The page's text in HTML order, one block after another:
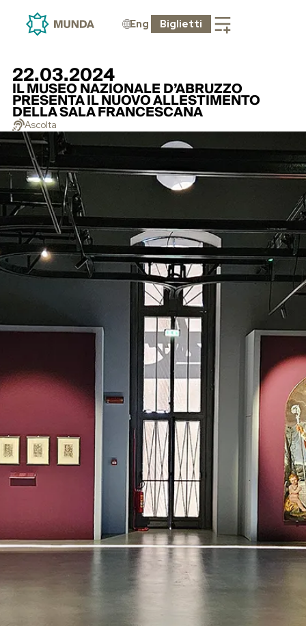
Eng Biglietti
22.03.2024
IL MUSEO NAZIONALE D’ABRUZZO
PRESENTA IL NUOVO ALLESTIMENTO
DELLA SALA FRANCESCANA
Ascolta